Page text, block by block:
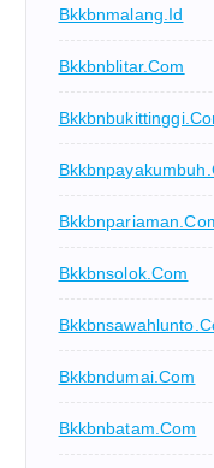
Bkkbnmalang.id
Bkkbnblitar.com
Bkkbnsolok.com
Bkkbndumai.com
Bkkbnbatam.com